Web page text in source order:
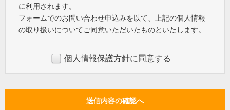
に利用されます。
フォームでのお問い合わせ申込みを以て、上記の個人情報
の取り扱いについてご同意いただいたものといたします。
個人情報保護方針に同意する